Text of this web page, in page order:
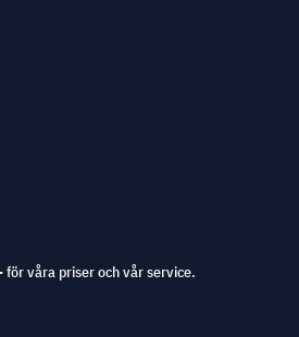
våra priser och vår service.